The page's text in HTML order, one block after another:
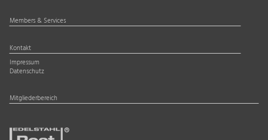
Members & Services
Kontakt
Impressum
Datenschutz
Mitgliederbereich